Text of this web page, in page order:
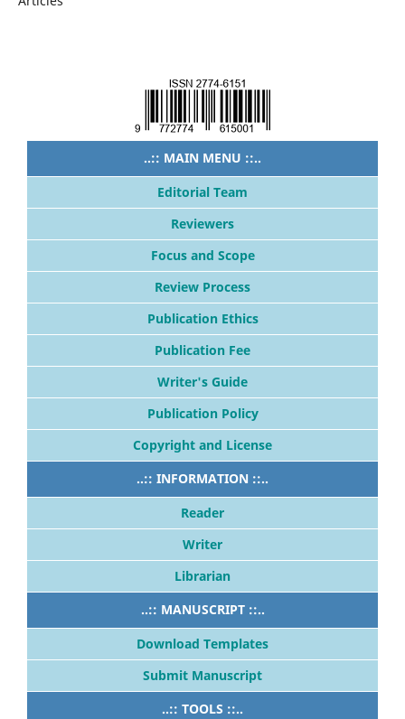
..:: MAIN MENU ::..
Editorial Team
Reviewers
Focus and Scope
Review Process
Publication Ethics
Publication Fee
Writer's Guide
Publication Policy
Copyright and License
..:: INFORMATION ::..
Reader
Writer
Librarian
..:: MANUSCRIPT ::..
Download Templates
Submit Manuscript
..:: TOOLS ::..